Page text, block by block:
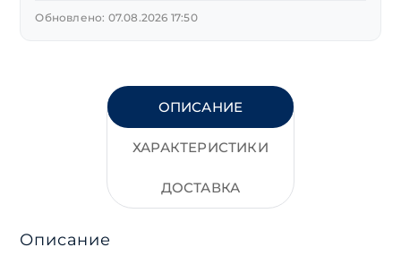
Обновлено: 07.08.2026 17:50
ОПИСАНИЕ
ХАРАКТЕРИСТИКИ
ДОСТАВКА
Описание